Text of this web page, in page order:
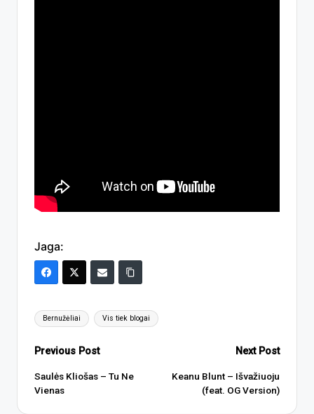
Jaga:
Tags:
Bernužėliai Vis tiek blogai
Post
navigation
Previous Post
Saulės Kliošas – Tu Ne
Vienas
Next Post
Keanu Blunt – Išvažiuoju
(feat. OG Version)